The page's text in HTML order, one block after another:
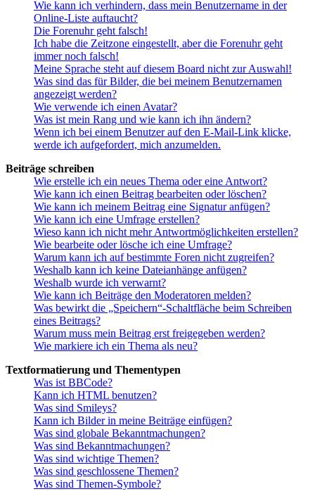
Wie kann ich verhindern, dass mein Benutzername in der
Online-Liste auftaucht?
Die Forenuhr geht falsch!
Ich habe die Zeitzone eingestellt, aber die Forenuhr geht
immer noch falsch!
Meine Sprache steht auf diesem Board nicht zur Auswahl!
Was sind das für Bilder, die bei meinem Benutzernamen
angezeigt werden?
Wie verwende ich einen Avatar?
Was ist mein Rang und wie kann ich ihn ändern?
Wenn ich bei einem Benutzer auf den E-Mail-Link klicke,
werde ich aufgefordert, mich anzumelden.
Beiträge schreiben
Wie erstelle ich ein neues Thema oder eine Antwort?
Wie kann ich einen Beitrag bearbeiten oder löschen?
Wie kann ich meinem Beitrag eine Signatur anfügen?
Wie kann ich eine Umfrage erstellen?
Wieso kann ich nicht mehr Antwortmöglichkeiten erstellen?
Wie bearbeite oder lösche ich eine Umfrage?
Warum kann ich auf bestimmte Foren nicht zugreifen?
Weshalb kann ich keine Dateianhänge anfügen?
Weshalb wurde ich verwarnt?
Wie kann ich Beiträge den Moderatoren melden?
Was bewirkt die „Speichern“-Schaltfläche beim Schreiben
eines Beitrags?
Warum muss mein Beitrag erst freigegeben werden?
Wie markiere ich ein Thema als neu?
Textformatierung und Thementypen
Was ist BBCode?
Kann ich HTML benutzen?
Was sind Smileys?
Kann ich Bilder in meine Beiträge einfügen?
Was sind globale Bekanntmachungen?
Was sind Bekanntmachungen?
Was sind wichtige Themen?
Was sind geschlossene Themen?
Was sind Themen-Symbole?